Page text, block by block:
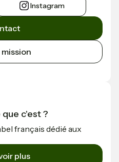
Instagram
que c'est ?
français dédié aux
plus